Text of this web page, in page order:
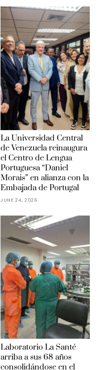
La Universidad Central
de Venezuela reinaugura
el Centro de Lengua
Portuguesa “Daniel
Morais” en alianza con la
Embajada de Portugal
JUNE 24, 2026
Laboratorio La Santé
arriba a sus 68 años
consolidándose en el